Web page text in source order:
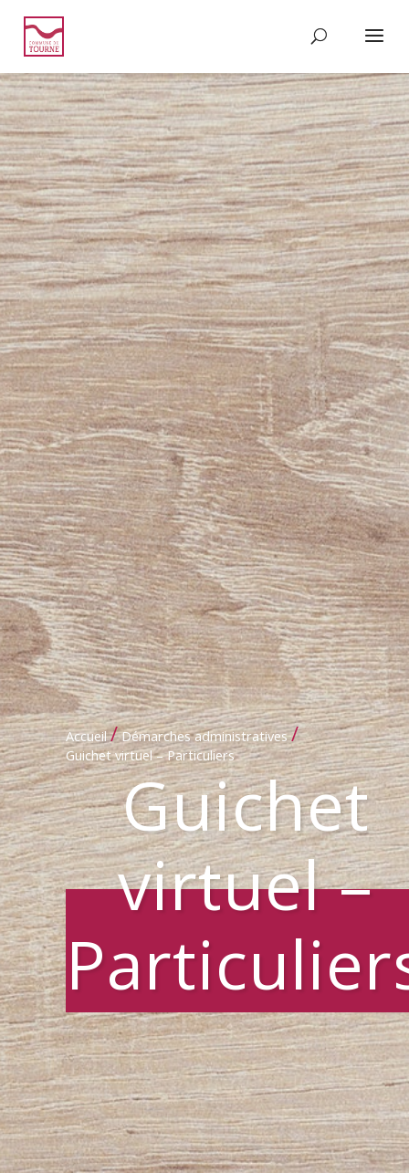
Accueil / Démarches administratives /
Guichet virtuel – Particuliers
Guichet
virtuel –